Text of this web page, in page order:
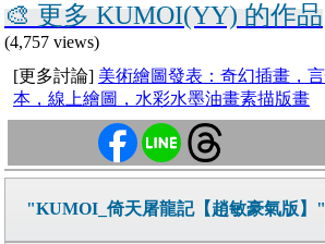
🎨 更多 KUMOI(YY) 的作品
(4,757 views)
[更多討論] 美術繪圖發表：奇幻插畫，
本，線上繪圖，水彩水墨油畫素描版畫
"KUMOI_倚天屠龍記【趙敏豪氣版】"